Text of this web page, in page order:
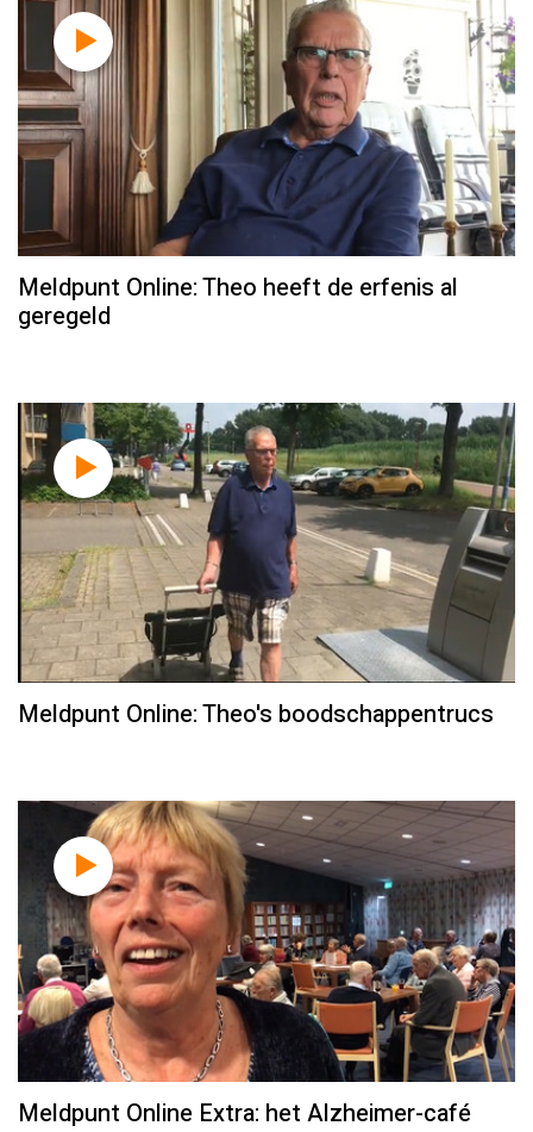
Meldpunt Online: Theo heeft de erfenis al
geregeld
Meldpunt Online: Theo's boodschappentrucs
Meldpunt Online Extra: het Alzheimer-café